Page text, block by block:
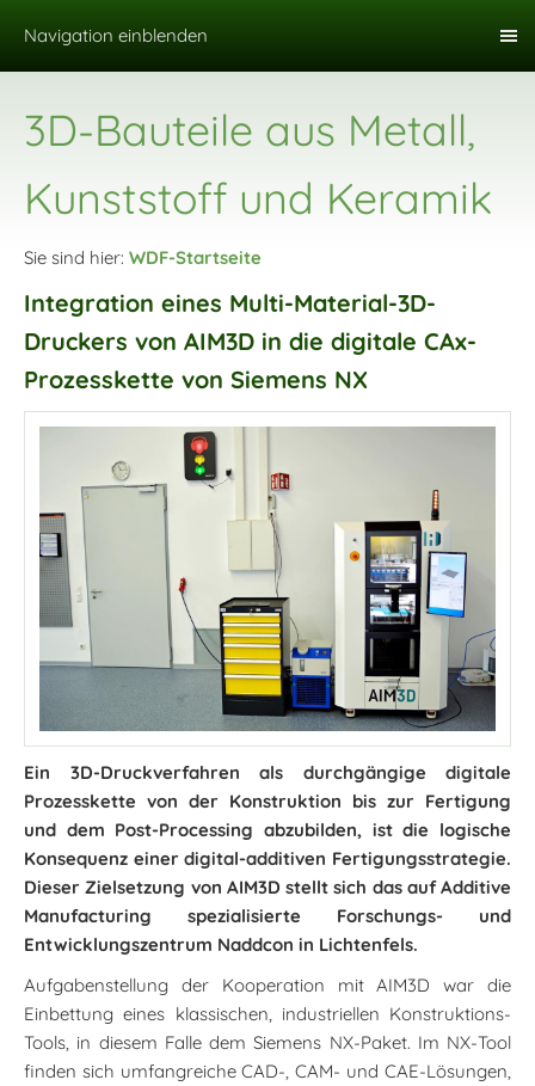
Navigation einblenden
3D-Bauteile aus Metall,
Kunststoff und Keramik
Sie sind hier: WDF-Startseite
Integration eines Multi-Material-3D-
Druckers von AIM3D in die digitale CAx-
Prozesskette von Siemens NX
Ein 3D-Druckverfahren als durchgängige digitale
Prozesskette von der Konstruktion bis zur Fertigung
und dem Post-Processing abzubilden, ist die logische
Konsequenz einer digital-additiven Fertigungsstrategie.
Dieser Zielsetzung von AIM3D stellt sich das auf Additive
Manufacturing spezialisierte Forschungs- und
Entwicklungszentrum Naddcon in Lichtenfels.
Aufgabenstellung der Kooperation mit AIM3D war die
Einbettung eines klassischen, industriellen Konstruktions-
Tools, in diesem Falle dem Siemens NX-Paket. Im NX-Tool
finden sich umfangreiche CAD-, CAM- und CAE-Lösungen,